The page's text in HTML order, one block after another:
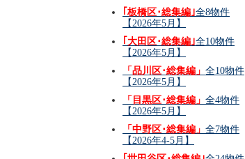
｢板橋区･総集編｣全8物件
【2026年5月】
｢大田区･総集編｣全10物件
【2026年5月】
「品川区･総集編」 全10物件
【2026年5月】
「目黒区･総集編」 全4物件
【2026年5月】
「中野区･総集編」 全7物件
【2026年4-5月】